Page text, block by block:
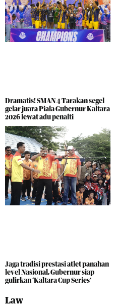
Dramatis! SMAN 4 Tarakan segel
gelar juara Piala Gubernur Kaltara
2026 lewat adu penalti
Jaga tradisi prestasi atlet panahan
level Nasional, Gubernur siap
gulirkan ‘Kaltara Cup Series’
Law